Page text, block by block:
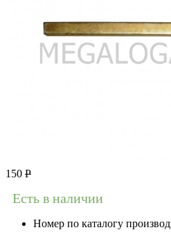
150 Р
Есть в наличии
Номер по каталогу